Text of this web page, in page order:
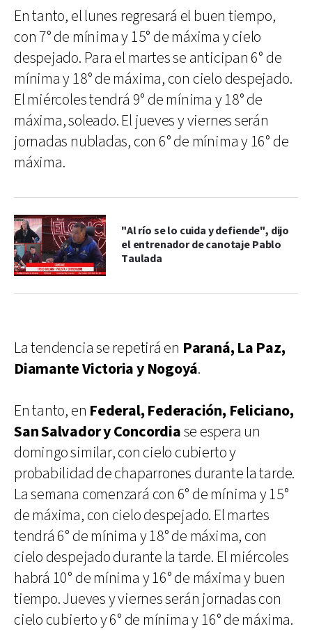
En tanto, el lunes regresará el buen tiempo,
con 7° de mínima y 15° de máxima y cielo
despejado. Para el martes se anticipan 6° de
mínima y 18° de máxima, con cielo despejado.
El miércoles tendrá 9° de mínima y 18° de
máxima, soleado. El jueves y viernes serán
jornadas nubladas, con 6° de mínima y 16° de
máxima.
"Al río se lo cuida y defiende", dijo
el entrenador de canotaje Pablo
Taulada
La tendencia se repetirá en Paraná, La Paz,
Diamante Victoria y Nogoyá.
En tanto, en Federal, Federación, Feliciano,
San Salvador y Concordiase espera un
domingo similar, con cielo cubierto y
probabilidad de chaparrones durante la tarde.
La semana comenzará con 6° de mínima y 15°
de máxima, con cielo despejado. El martes
tendrá 6° de mínima y 18° de máxima, con
cielo despejado durante la tarde. El miércoles
habrá 10° de mínima y 16° de máxima y buen
tiempo. Jueves y viernes serán jornadas con
cielo cubierto y 6° de mínima y 16° de máxima.